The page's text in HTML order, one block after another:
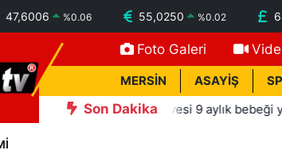
47,6006 %0.06 55,0250 %0.02
Foto Galeri
MERSİN ASAYİŞ
Son Dakika
domates konservesi 9 aylık bebeği yaktı